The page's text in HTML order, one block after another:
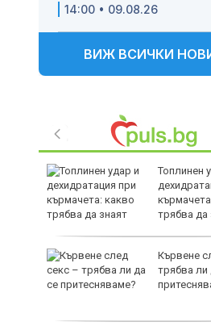
14:00 • 09.08.26
ВИЖ ВСИЧКИ
Топлинен
трябва да
Кървене
трябва ли